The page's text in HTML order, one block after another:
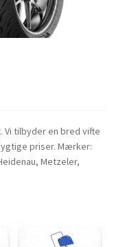
tilbyder en bred vifte
priser. Mærker:
Metzeler,